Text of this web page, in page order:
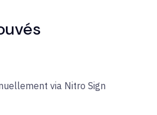
via Nitro Sign